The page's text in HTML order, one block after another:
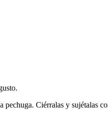
pechuga. Ciérralas y sujétalas